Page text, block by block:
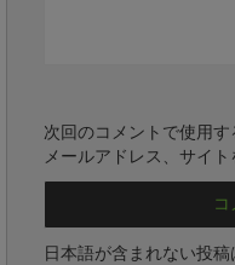
次回のコメントで使用す
メールアドレス、サイト
日本語が含まれない投